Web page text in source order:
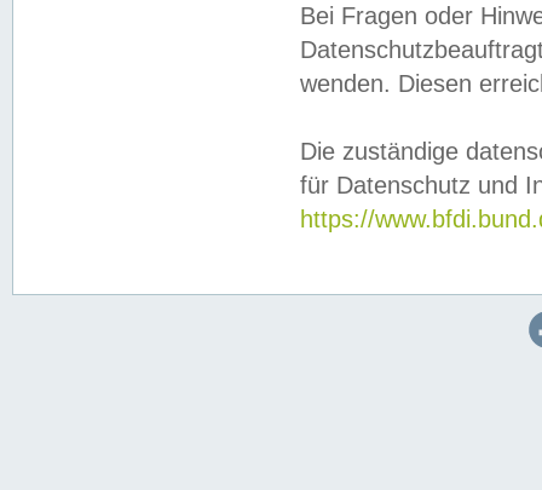
Bei Fragen oder
wenden. Diesen
Die zuständige
für Datenschutz und
https://